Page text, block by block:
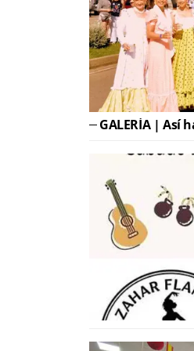
GALERÍA | Así